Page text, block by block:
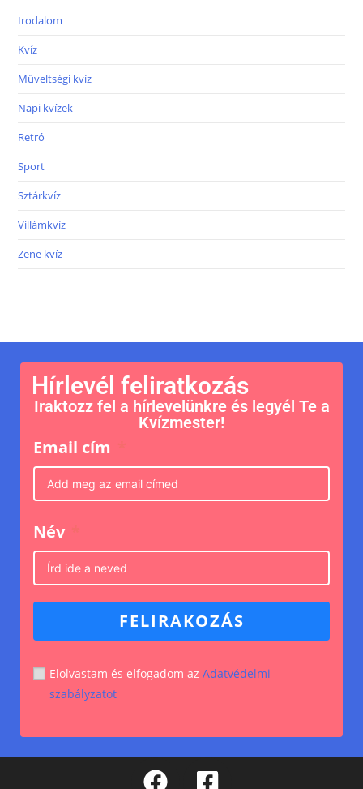
Irodalom
Kvíz
Műveltségi kvíz
Napi kvízek
Retró
Sport
Sztárkvíz
Villámkvíz
Zene kvíz
Hírlevél feliratkozás
Iraktozz fel a hírlevelünkre és legyél Te a
Kvízmester!
Email cím
Név
FELIRAKOZÁS
Elolvastam és elfogadom az Adatvédelmi
szabályzatot